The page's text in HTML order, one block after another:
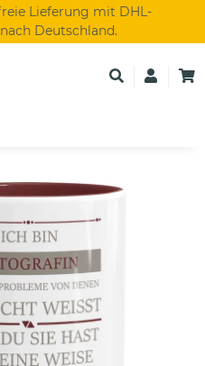
Lieferung mit DHL-
Deutschland.